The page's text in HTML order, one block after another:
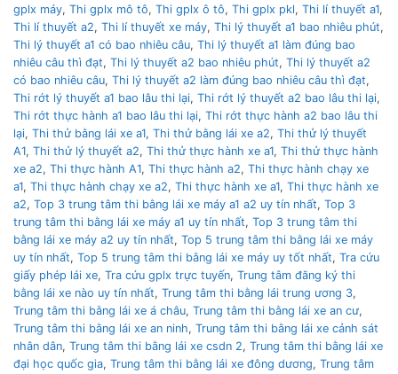
gplx máy, Thi gplx mô tô, Thi gplx ô tô, Thi gplx pkl, Thi lí thuyết a1,
Thi lí thuyết a2, Thi lí thuyết xe máy, Thi lý thuyết a1 bao nhiêu phút,
Thi lý thuyết a1 có bao nhiêu câu, Thi lý thuyết a1 làm đúng bao
nhiêu câu thì đạt, Thi lý thuyết a2 bao nhiêu phút, Thi lý thuyết a2
có bao nhiêu câu, Thi lý thuyết a2 làm đúng bao nhiêu câu thì đạt,
Thi rớt lý thuyết a1 bao lâu thi lại, Thi rớt lý thuyết a2 bao lâu thi lại,
Thi rớt thực hành a1 bao lâu thi lại, Thi rớt thực hành a2 bao lâu thi
lại, Thi thử bằng lái xe a1, Thi thử bằng lái xe a2, Thi thử lý thuyết
A1, Thi thử lý thuyết a2, Thi thử thực hành xe a1, Thi thử thực hành
xe a2, Thi thực hành A1, Thi thực hành a2, Thi thực hành chạy xe
a1, Thi thực hành chạy xe a2, Thi thực hành xe a1, Thi thực hành xe
a2, Top 3 trung tâm thi bằng lái xe máy a1 a2 uy tín nhất, Top 3
trung tâm thi bằng lái xe máy a1 uy tín nhất, Top 3 trung tâm thi
bằng lái xe máy a2 uy tín nhất, Top 5 trung tâm thi bằng lái xe máy
uy tín nhất, Top 5 trung tâm thi bằng lái xe máy uy tốt nhất, Tra cứu
giấy phép lái xe, Tra cứu gplx trực tuyến, Trung tâm đăng ký thi
bằng lái xe nào uy tín nhất, Trung tâm thi bằng lái trung ương 3,
Trung tâm thi bằng lái xe á châu, Trung tâm thi bằng lái xe an cư,
Trung tâm thi bằng lái xe an ninh, Trung tâm thi bằng lái xe cảnh sát
nhân dân, Trung tâm thi bằng lái xe csdn 2, Trung tâm thi bằng lái xe
đại học quốc gia, Trung tâm thi bằng lái xe đông dương, Trung tâm